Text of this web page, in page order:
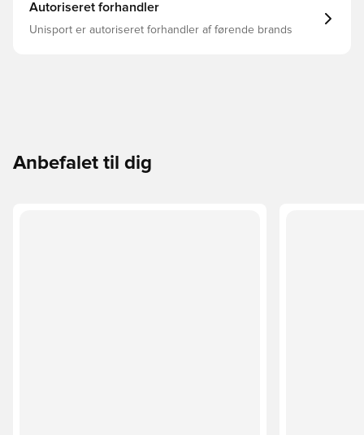
Autoriseret forhandler
Unisport er autoriseret forhandler af førende brands
Anbefalet til dig